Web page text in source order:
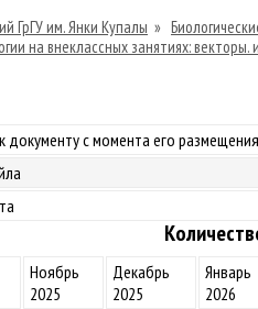
ГрГУ им. Янки Купалы »
на внеклассных занятиях:
с момента его
Ноябрь
2025
Декабрь
2025
Январь
2026